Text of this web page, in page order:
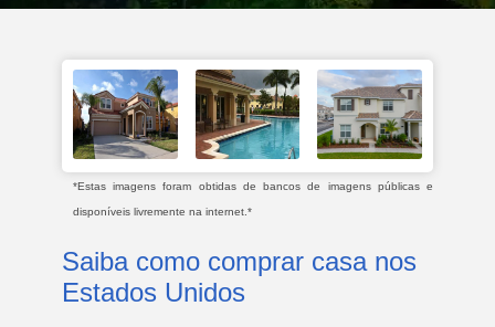
*Estas imagens foram obtidas de bancos de imagens públicas e
disponíveis livremente na internet.*
Saiba como comprar casa nos
Estados Unidos